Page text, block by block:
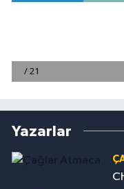
Yazarlar